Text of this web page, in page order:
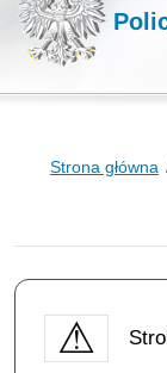
Strona główna